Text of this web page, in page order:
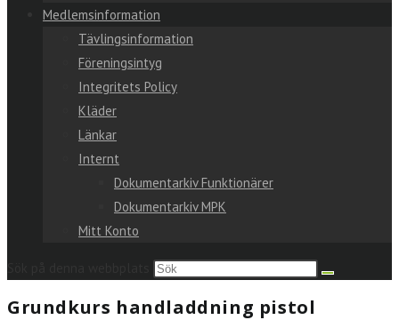
Medlemsinformation
Tävlingsinformation
Föreningsintyg
Integritets Policy
Kläder
Länkar
Internt
Dokumentarkiv Funktionärer
Dokumentarkiv MPK
Mitt Konto
Grundkurs handladdning pistol